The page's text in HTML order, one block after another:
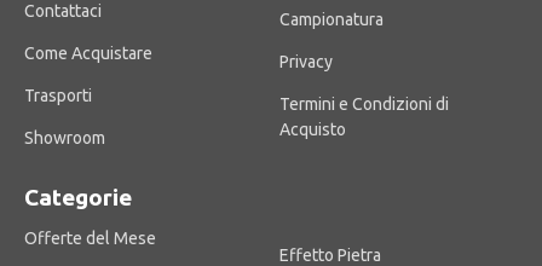
Contattaci
Come Acquistare
Trasporti
Showroom
Campionatura
Privacy
Termini e Condizioni di
Acquisto
Categorie
Offerte del Mese
Effetto Pietra